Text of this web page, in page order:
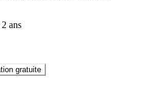
ans
gratuite